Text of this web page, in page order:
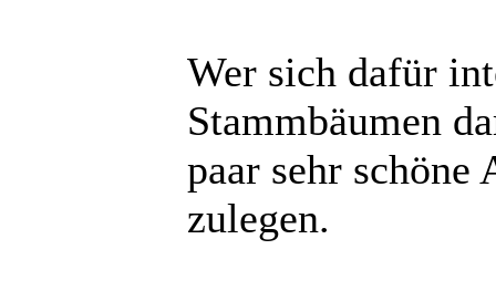
Wer sich dafür
Stammbäumen
paar sehr
zulegen.